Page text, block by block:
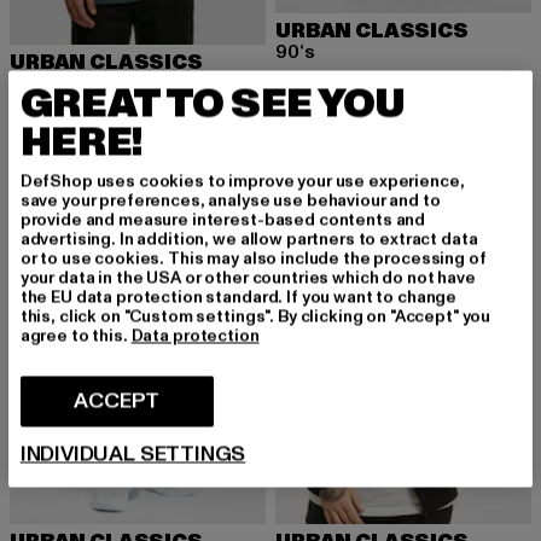
URBAN CLASSICS
Heavy Oversized
EUR 15,99
Huidige prijs: EUR 15,99
EUR 22,99 Actieprijs: EUR 22,99
URBAN CLASSICS
90‘s
EUR 33,99
Huidige prijs: EUR 33,99
EUR 49,99Actieprijs:
NIEUW -38% NIEUW -38%
GREAT TO SEE YOU
HERE!
DefShop uses cookies to improve your use experience,
save your preferences, analyse use behaviour and to
provide and measure interest-based contents and
advertising. In addition, we allow partners to extract data
or to use cookies. This may also include the processing of
your data in the USA or other countries which do not have
the EU data protection standard. If you want to change
this, click on "Custom settings". By clicking on "Accept" you
agree to this. Data protection
ACCEPT
INDIVIDUAL SETTINGS